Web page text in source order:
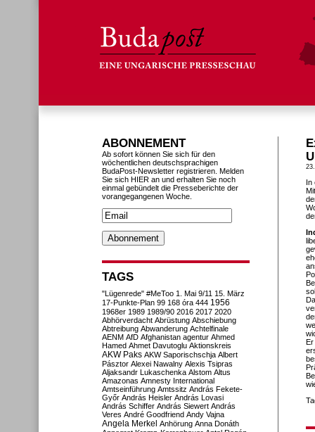
In
Er
ABONNEMENT
Ab sofort können Sie sich für den
wöchentlichen deutschsprachigen
BudaPost-Newsletter registrieren. Melden
Sie sich HIER an und erhalten Sie noch
einmal gebündelt die Presseberichte der
vorangegangenen Woche.
TAGS
"Lügenrede" #MeToo 1. Mai 9/11 15. März
17-Punkte-Plan 99 168 óra 444 1956
1968er 1989 1989/90 2016 2017 2020
Abhörverdacht Abrüstung Abschiebung
Abtreibung Abwanderung Achtelfinale
AENM AfD Afghanistan agentur Ahmed
Hamed Ahmet Davutoglu Aktionskreis
AKW Paks AKW Saporischschja Albert
Pásztor Alexei Nawalny Alexis Tsipras
Aljaksandr Lukaschenka Alstom Altus
Amazonas Amnesty International
Amtseinführung Amtssitz András Fekete-
Győr András Heisler András Lovasi
András Schiffer András Siewert András
Veres André Goodfriend Andy Vajna
Angela Merkel Anhörung Anna Donáth